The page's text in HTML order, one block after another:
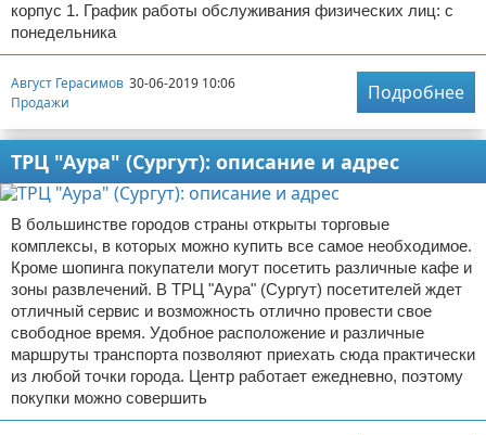
корпус 1. График работы обслуживания физических лиц: с
понедельника
Август Герасимов 30-06-2019 10:06
Продажи
Подробнее
ТРЦ "Аура" (Сургут): описание и адрес
В большинстве городов страны открыты торговые
комплексы, в которых можно купить все самое необходимое.
Кроме шопинга покупатели могут посетить различные кафе и
зоны развлечений. В ТРЦ "Аура" (Сургут) посетителей ждет
отличный сервис и возможность отлично провести свое
свободное время. Удобное расположение и различные
маршруты транспорта позволяют приехать сюда практически
из любой точки города. Центр работает ежедневно, поэтому
покупки можно совершить